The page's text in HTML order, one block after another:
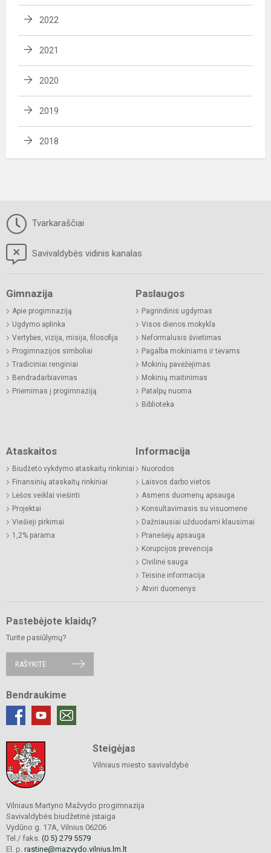
2022
2021
2020
2019
2018
Tvarkaraščiai
Savivaldybės vidinis kanalas
Gimnazija
Apie progimnaziją
Ugdymo aplinka
Vertybės, vizija, misija, filosofija
Progimnazijos simboliai
Tradiciniai renginiai
Bendradarbiavimas
Priėmimas į progimnaziją
Paslaugos
Pagrindinis ugdymas
Visos dienos mokykla
Neformalusis švietimas
Pagalba mokiniams ir tėvams
Mokinių pavėžėjimas
Mokinių maitinimas
Patalpų nuoma
Biblioteka
Ataskaitos
Biudžeto vykdymo ataskaitų rinkiniai
Finansinių ataskaitų rinkiniai
Lėšos veiklai viešinti
Projektai
Viešieji pirkimai
1,2% parama
Informacija
Nuorodos
Laisvos darbo vietos
Asmens duomenų apsauga
Konsultavimasis su visuomene
Dažniausiai užduodami klausimai
Pranešėjų apsauga
Korupcijos prevencija
Civilinė sauga
Teisinė informacija
Atviri duomenys
Pastebėjote klaidų?
Turite pasiūlymų?
RAŠYKITE
Bendraukime
Steigėjas
Vilniaus miesto savivaldybė
Vilniaus Martyno Mažvydo progimnazija
Savivaldybės biudžetinė įstaiga
Vydūno g. 17A, Vilnius 06206
Tel./ faks. (0 5) 279 5579
El. p. rastine@mazvydo.vilnius.lm.lt